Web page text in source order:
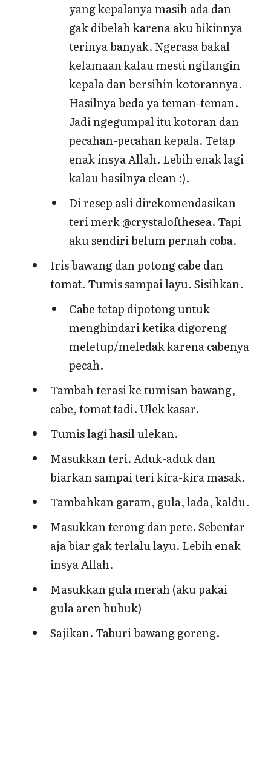
yang kepalanya masih ada dan
gak dibelah karena aku bikinnya
terinya banyak. Ngerasa bakal
kelamaan kalau mesti ngilangin
kepala dan bersihin kotorannya.
Hasilnya beda ya teman-teman.
Jadi ngegumpal itu kotoran dan
pecahan-pecahan kepala. Tetap
enak insya Allah. Lebih enak lagi
kalau hasilnya clean :).
Di resep asli direkomendasikan
teri merk @crystalofthesea. Tapi
aku sendiri belum pernah coba.
Iris bawang dan potong cabe dan
tomat. Tumis sampai layu. Sisihkan.
Cabe tetap dipotong untuk
menghindari ketika digoreng
meletup/meledak karena cabenya
pecah.
Tambah terasi ke tumisan bawang,
cabe, tomat tadi. Ulek kasar.
Tumis lagi hasil ulekan.
Masukkan teri. Aduk-aduk dan
biarkan sampai teri kira-kira masak.
Tambahkan garam, gula, lada, kaldu.
Masukkan terong dan pete. Sebentar
aja biar gak terlalu layu. Lebih enak
insya Allah.
Masukkan gula merah (aku pakai
gula aren bubuk)
Sajikan. Taburi bawang goreng.